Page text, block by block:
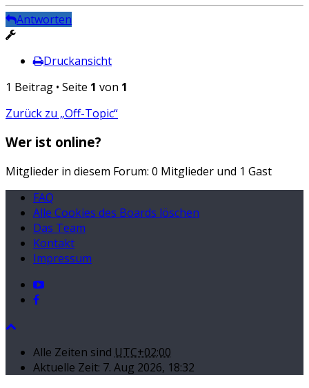
Antworten
Druckansicht
1 Beitrag • Seite 1 von 1
Zurück zu „Off-Topic“
Wer ist online?
Mitglieder in diesem Forum: 0 Mitglieder und 1 Gast
FAQ
Alle Cookies des Boards löschen
Das Team
Kontakt
Impressum
Alle Zeiten sind UTC+02:00
Aktuelle Zeit: 7. Aug 2026, 18:32